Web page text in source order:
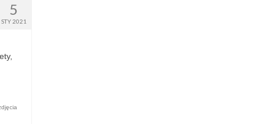
5
STY 2021